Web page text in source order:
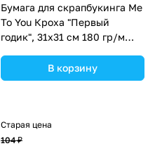
Бумага для скрапбукинга Me
To You Кроха "Первый
годик", 31х31 см 180 гр/м
В корзину
Старая цена
104 ₽